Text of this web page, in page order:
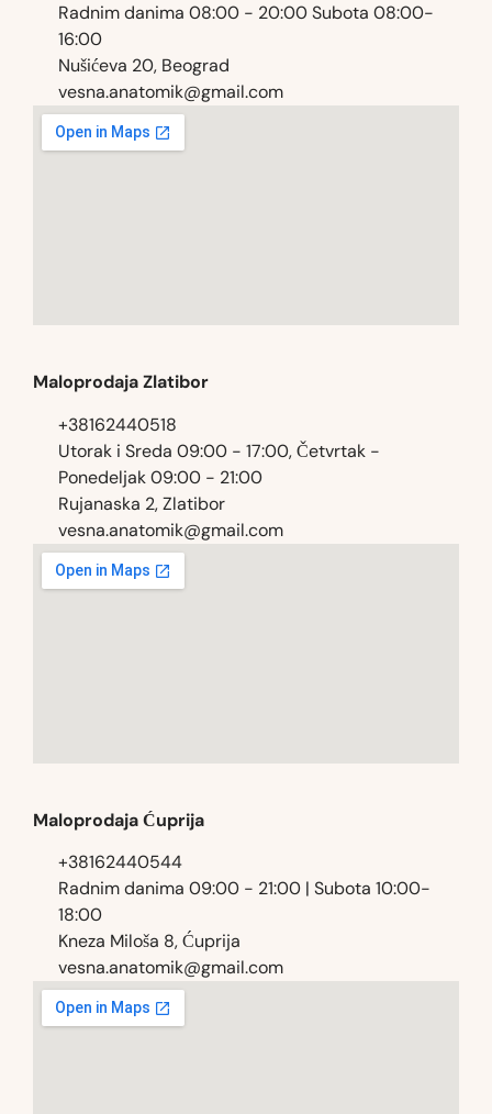
Radnim danima 08:00 - 20:00 Subota 08:00-
16:00
Nušićeva 20, Beograd
vesna.anatomik@gmail.com​
Maloprodaja Zlatibor
+38162440518
Utorak i Sreda 09:00 - 17:00, Četvrtak -
Ponedeljak 09:00 - 21:00
Rujanaska 2, Zlatibor
vesna.anatomik@gmail.com​
Maloprodaja Ćuprija
+38162440544
Radnim danima 09:00 - 21:00 | Subota 10:00-
18:00
Kneza Miloša 8, Ćuprija
vesna.anatomik@gmail.com​